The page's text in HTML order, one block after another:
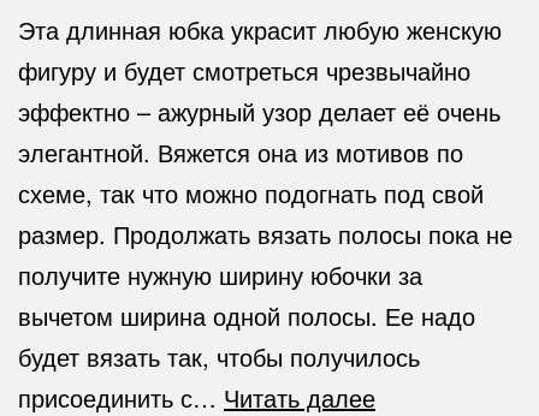
Эта длинная юбка украсит любую женскую
фигуру и будет смотреться чрезвычайно
эффектно – ажурный узор делает её очень
элегантной. Вяжется она из мотивов по
схеме, так что можно подогнать под свой
размер. Продолжать вязать полосы пока не
получите нужную ширину юбочки за
вычетом ширина одной полосы. Ее надо
будет вязать так, чтобы получилось
присоединить с… Читать далееКружевная